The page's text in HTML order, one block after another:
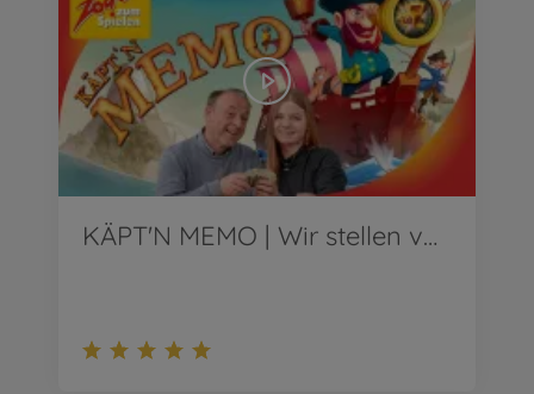
KÄPT'N MEMO | Wir stellen vor!